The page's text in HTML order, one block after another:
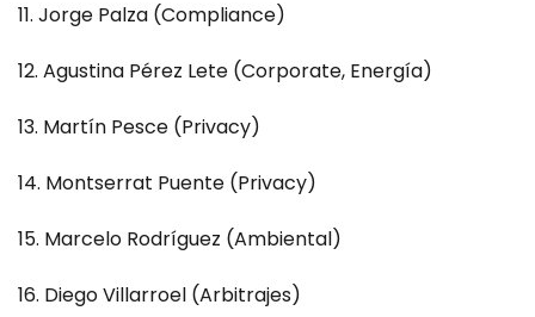
Jorge Palza (Compliance)
Agustina Pérez Lete (Corporate, Energía)
Martín Pesce (Privacy)
Montserrat Puente (Privacy)
Marcelo Rodríguez (Ambiental)
Diego Villarroel (Arbitrajes)